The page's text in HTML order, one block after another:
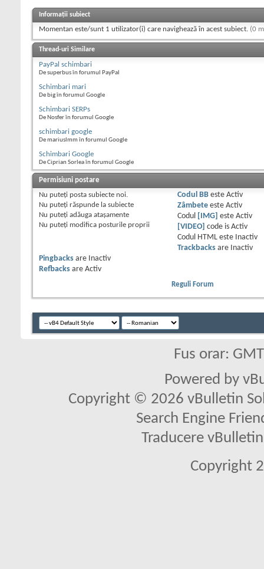
Informații subiect
Momentan este/sunt 1 utilizator(i) care navighează în acest subiect. (0
Thread-uri Similare
PayPal schimbari
De superbus în forumul PayPal
Schimbari mari
De big în forumul Google
Schimbari SERPs
De Nosfer în forumul Google
schimbari google
De mariuslmm în forumul Google
Schimbari Google
De Ciprian Sorlea în forumul Google
Permisiuni postare
Nu puteţi posta subiecte noi.
Nu puteţi răspunde la subiecte
Nu puteţi adăuga ataşamente
Nu puteţi modifica posturile proprii
Codul BBeste Activ
Zâmbeteeste Activ
Codul
[IMG] este Activ
[VIDEO]
code is Activ
Codul HTML este
Inactiv
Trackbacksare
Inactiv
Pingbacks are
Inactiv
Refbacks are Activ
Reguli Forum
Fus orar:
Powered by
Copyright © 2026 vBulletin
Search Engine
Traducere
Copyright